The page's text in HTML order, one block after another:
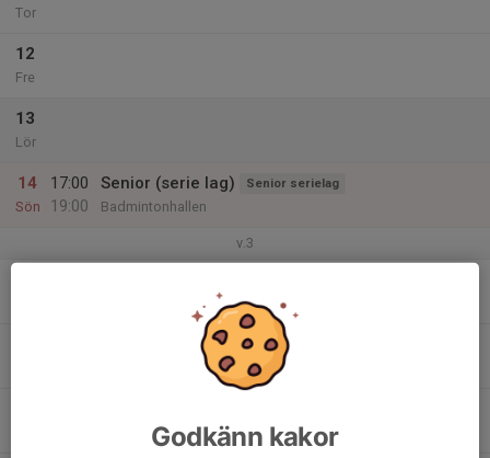
Tor
12
Fre
13
Lör
14
Sön
17:00
19:00
Senior (serie lag) Senior serielag
Badmintonhallen
v.3
Badmintonhallen
Godkänn kakor